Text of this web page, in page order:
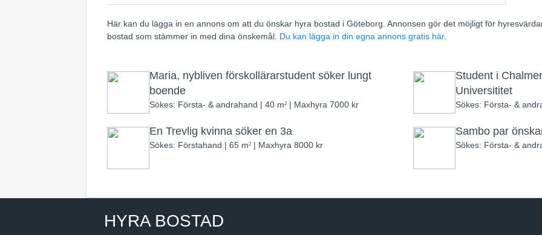
4
6
2
Här kan du lägga in en annons om att du önskar hyra bostad i Göteborg. Annonsen gör det möjligt för
bostad som stämmer in med dina önskemål. Du kan lägga in din egna annons gratis här.
Maria, nybliven förskollärarstudent söker lungt
boende
Sökes: Första- & andrahand | 40 m2 | Maxhyra 7000 kr
Student i
Universititet
Sökes: Första- &
En Trevlig kvinna söker en 3a
Sökes: Förstahand | 65 m2 | Maxhyra 8000 kr
Sambo par
Sökes: Första- &
HYRA BOSTAD